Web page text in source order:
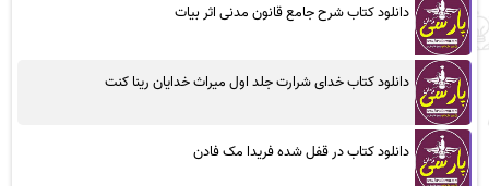
دانلود کتاب شرح جامع قانون مدنی اثر بیات
دانلود کتاب خدای شرارت جلد اول میراث خدایان رینا کنت
دانلود کتاب در قفل شده فریدا مک فادن